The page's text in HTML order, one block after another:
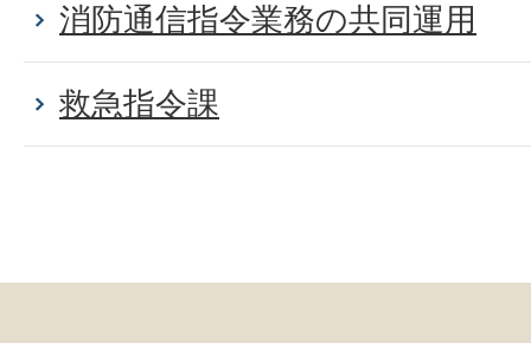
消防通信指令業務の共同運用
救急指令課